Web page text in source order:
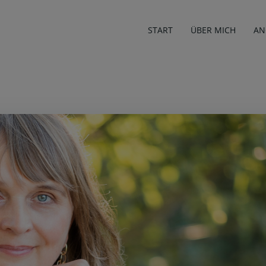
START ÜBER MICH